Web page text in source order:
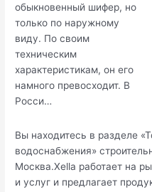
обыкновенный шифер, но
только по наружному
виду. По своим
техническим
характеристикам, он его
намного превосходит. В
Росси…
Вы находитесь в разделе
водоснабжения»
Москва.Xella работает на
и услуг и предлагает